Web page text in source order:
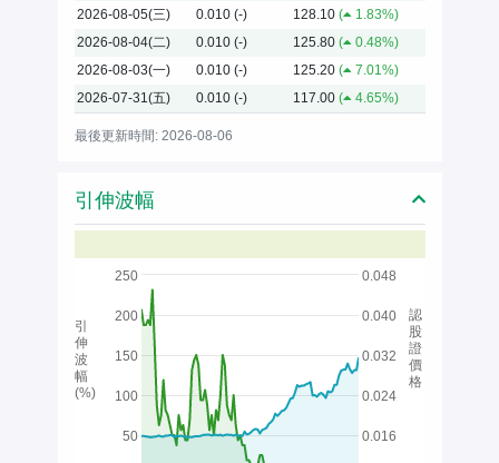
2026-08-05(三)
0.010 (-) 128.10 (
1.83%)
2026-08-04(二)
0.010 (-) 125.80 (
0.48%)
2026-08-03(一)
0.010 (-) 125.20 (
7.01%)
2026-07-31(五)
0.010 (-) 117.00 ( 4.65%)
最後更新時間: 2026-08-06
引伸波幅
50
100
150
200
250
0.016
0.024
0.032
0.040
0.048
引
伸
波
幅
(%)
認
股
證
價
格